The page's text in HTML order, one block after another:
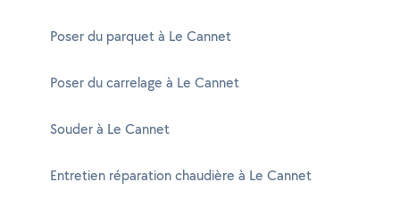
Poser du parquet à Le Cannet
Poser du carrelage à Le Cannet
Souder à Le Cannet
Entretien réparation chaudière à Le Cannet